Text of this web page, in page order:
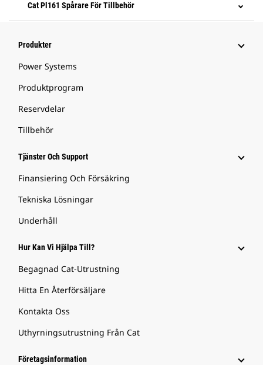
Cat Pl161 Spårare För Tillbehör
Produkter
Power Systems
Produktprogram
Reservdelar
Tillbehör
Tjänster Och Support
Finansiering Och Försäkring
Tekniska Lösningar
Underhåll
Hur Kan Vi Hjälpa Till?
Begagnad Cat-Utrustning
Hitta En Återförsäljare
Kontakta Oss
Uthyrningsutrustning Från Cat
Företagsinformation